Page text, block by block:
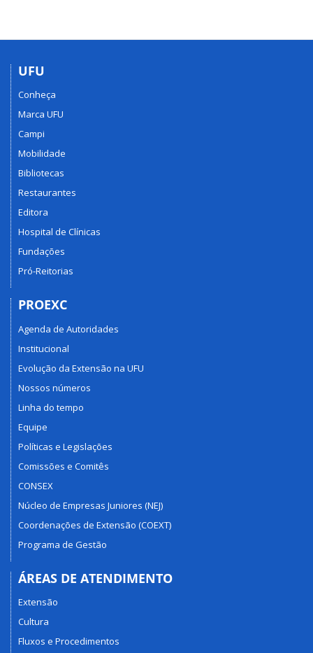
UFU
Conheça
Marca UFU
Campi
Mobilidade
Bibliotecas
Restaurantes
Editora
Hospital de Clínicas
Fundações
Pró-Reitorias
PROEXC
Agenda de Autoridades
Institucional
Evolução da Extensão na UFU
Nossos números
Linha do tempo
Equipe
Políticas e Legislações
Comissões e Comitês
CONSEX
Núcleo de Empresas Juniores (NEJ)
Coordenações de Extensão (COEXT)
Programa de Gestão
ÁREAS DE ATENDIMENTO
Extensão
Cultura
Fluxos e Procedimentos